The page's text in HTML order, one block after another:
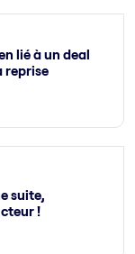
lié à un deal
reprise
suite,
!